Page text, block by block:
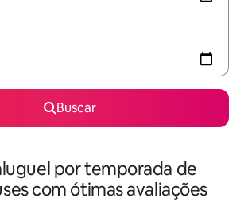
Buscar
por temporada de
com ótimas avaliações